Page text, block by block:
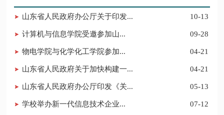
山东省人民政府办公厅关于印发... 10-13
​计算机与信息学院受邀参加山... 09-28
​物电学院与化学化工学院参加... 04-21
山东省人民政府关于加快构建一... 04-21
山东省人民政府办公厅印发《关... 05-13
​学校举办新一代信息技术企业... 07-12